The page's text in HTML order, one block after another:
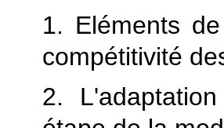
1. Eléments
compétitivité
2.